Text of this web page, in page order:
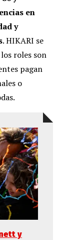
en
y
. HIKARI se
roles son
pagan
o
y